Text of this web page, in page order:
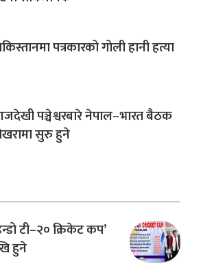
पत्रकारको गोली हानी हत्या
पञ्चेश्वरबारे नेपाल–भारत बैठक
सुरु हुने
टी–२० क्रिकेट कप’
हुने